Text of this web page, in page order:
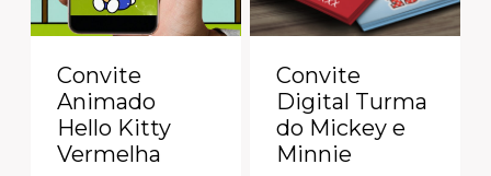
Convite
Animado
Hello Kitty
Vermelha
Convite
Digital Turma
do Mickey e
Minnie